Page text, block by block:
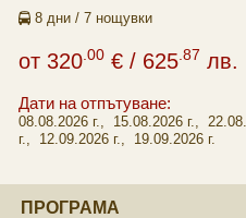
8 дни / 7 нощувки
от 320 .00 € / 625 .87 лв.
Дати на отпътуване:
08.08.2026 г., 15.08.2026 г.,
г., 12.09.2026 г., 19.09.2026 г.
ПРОГРАМА